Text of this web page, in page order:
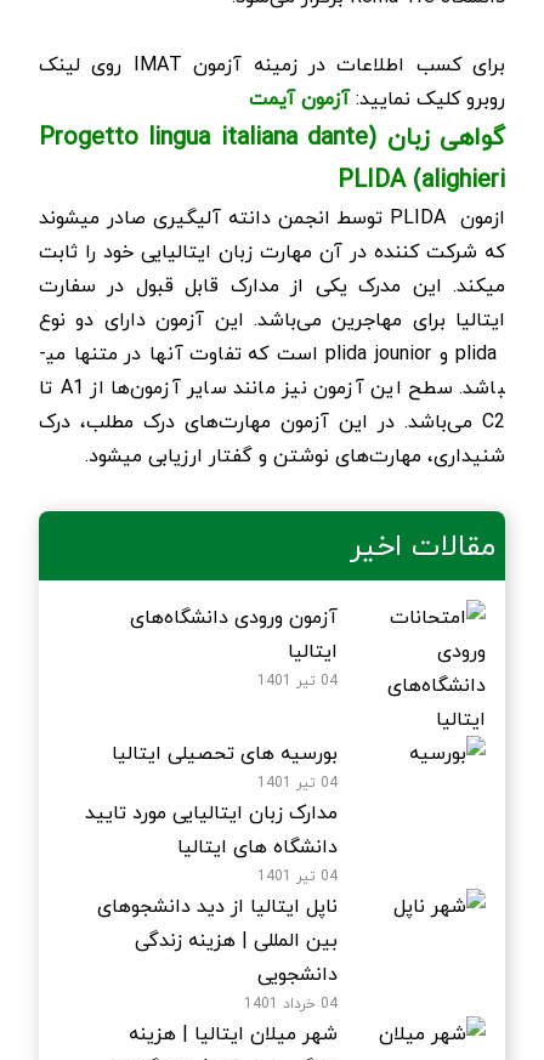
برای کسب اطلاعات در زمینه آزمون IMAT روی لینک
روبرو کلیک نمایید:آزمون آیمت
گواهی زبان (Progetto lingua italiana dante
alighieri
)
PLIDA
ازمون PLIDA توسط انجمن دانته آلیگیری صادر می­شوند
که شرکت کننده در آن مهارت زبان ایتالیایی خود را ثابت
می­کند. این مدرک یکی از مدارک قابل قبول در سفارت
ایتالیا برای مهاجرین می‌­باشد. این آزمون دارای دو نوع
plidaو plida jouniorاست که تفاوت آن­ها در متن­ها می­
باشد. سطح این آزمون نیز مانند سایر آزمون­‌ها از A1 تا
C2 می‌­باشد. در این آزمون مهارت‌­های درک مطلب، درک
شنیداری، مهارت­‌های نوشتن و گفتار ارزیابی می­شود.
مقالات اخیر
آزمون ورودی دانشگاه‌های
ایتالیا
04 تیر 1401
بورسیه های تحصیلی ایتالیا
04 تیر 1401
مدارک زبان ایتالیایی مورد تایید
دانشگاه های ایتالیا
04 تیر 1401
ناپل ایتالیا از دید دانشجوهای
بین المللی | هزینه زندگی
دانشجویی
04 خرداد 1401
شهر میلان ایتالیا | هزینه